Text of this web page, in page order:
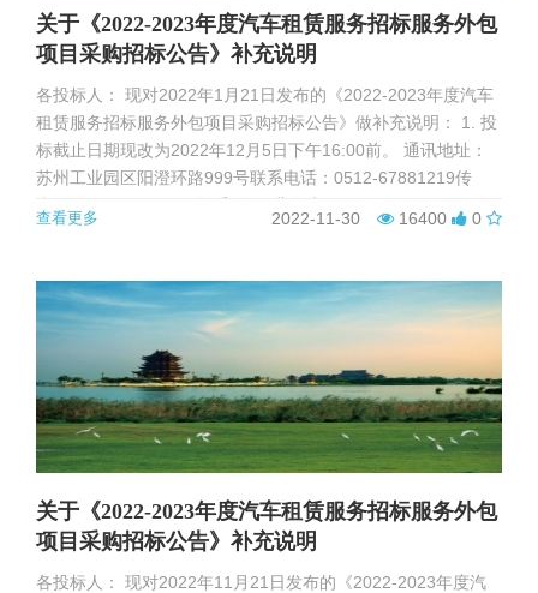
关于《2022-2023年度汽车租赁服务招标服务外包
项目采购招标公告》补充说明
各投标人： 现对2022年1月21日发布的《2022-2023年度汽车
租赁服务招标服务外包项目采购招标公告》做补充说明： 1. 投
标截止日期现改为2022年12月5日下午16:00前。 通讯地址：
苏州工业园区阳澄环路999号联系电话：0512-67881219传
查看更多 2022-11-30 16400 0
关于《2022-2023年度汽车租赁服务招标服务外包
项目采购招标公告》补充说明
各投标人： 现对2022年11月21日发布的《2022-2023年度汽